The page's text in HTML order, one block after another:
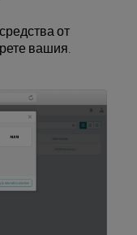
от
вашия.